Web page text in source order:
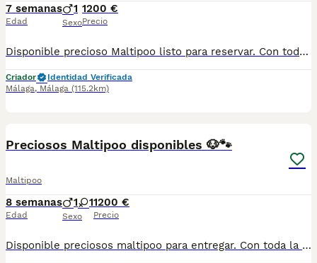
7 semanas
Edad
1
Sexo
1200 €
Precio
Disponible precioso Maltipoo listo para reservar. Con toda la documentación al día, vacunado,desparasitado y con la cartilla adecuada a su edad. Estamos en Sevilla, también disponemos de transporte. Criados en ambiente familiar súper cariñosos y sociables. Pregunten sin compromiso
Criador
Identidad Verificada
Málaga, Málaga (115.2km)
Preciosos Maltipoo disponibles 🐶🐾
Maltipoo
8 semanas
Edad
1 1
Sexo
1200 €
Precio
Disponible preciosos maltipoo para entregar. Con toda la documentación al día, vacunado,desparasitado y con la cartilla adecuada a su edad. Estamos en Sevilla, también disponemos de transporte. Criados en ambiente familiar súper cariñosos y sociables. Pregunten sin compromiso